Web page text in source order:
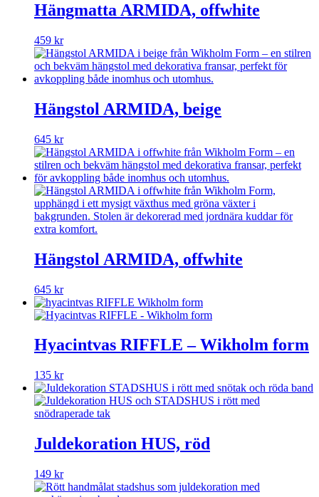
Hängmatta ARMIDA, offwhite
459 kr
Hängstol ARMIDA, beige
645 kr
Hängstol ARMIDA, offwhite
645 kr
Hyacintvas RIFFLE – Wikholm form
135 kr
Juldekoration HUS, röd
149 kr